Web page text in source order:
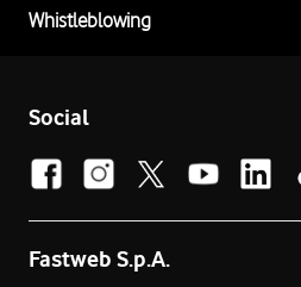
Whistleblowing
Social
Fastweb S.p.A.